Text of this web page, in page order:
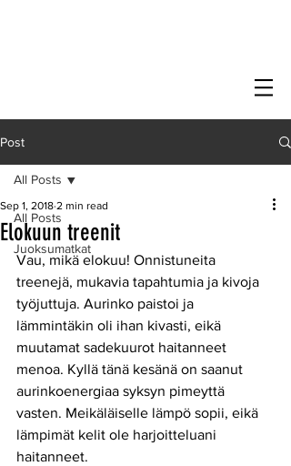
Post
All Posts
Juoksumatkat
All Posts
Elokuun treenit
Sep 1, 2018 2 min read
Vau, mikä elokuu! Onnistuneita
treenejä, mukavia tapahtumia ja kivoja
työjuttuja. Aurinko paistoi ja
lämmintäkin oli ihan kivasti, eikä
muutamat sadekuurot haitanneet
menoa. Kyllä tänä kesänä on saanut
aurinkoenergiaa syksyn pimeyttä
vasten. Meikäläiselle lämpö sopii, eikä
lämpimät kelit ole harjoitteluani
haitanneet.